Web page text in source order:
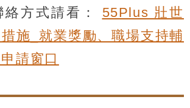
絡方式請看： 55Plus 壯世
施_就業獎勵、職場支持輔
請窗口